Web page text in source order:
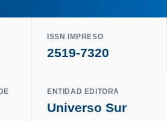
ISSN IMPRESO
2519-7320
ENTIDAD EDITORA
Universo Sur